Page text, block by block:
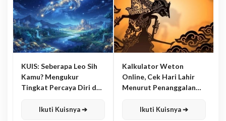
KUIS: Seberapa Leo Sih
Kamu? Mengukur
Tingkat Percaya Diri dan
Ikuti Kuisnya ➔
Kalkulator Weton
Online, Cek Hari Lahir
Menurut Penanggalan
Ikuti Kuisnya ➔